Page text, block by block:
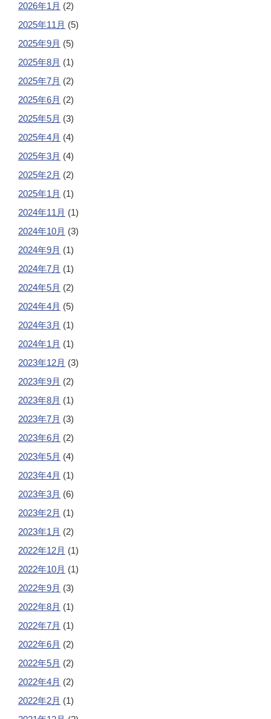
2026年1月 (2)
2025年11月 (5)
2025年9月 (5)
2025年8月 (1)
2025年7月 (2)
2025年6月 (2)
2025年5月 (3)
2025年4月 (4)
2025年3月 (4)
2025年2月 (2)
2025年1月 (1)
2024年11月 (1)
2024年10月 (3)
2024年9月 (1)
2024年7月 (1)
2024年5月 (2)
2024年4月 (5)
2024年3月 (1)
2024年1月 (1)
2023年12月 (3)
2023年9月 (2)
2023年8月 (1)
2023年7月 (3)
2023年6月 (2)
2023年5月 (4)
2023年4月 (1)
2023年3月 (6)
2023年2月 (1)
2023年1月 (2)
2022年12月 (1)
2022年10月 (1)
2022年9月 (3)
2022年8月 (1)
2022年7月 (1)
2022年6月 (2)
2022年5月 (2)
2022年4月 (2)
2022年2月 (1)